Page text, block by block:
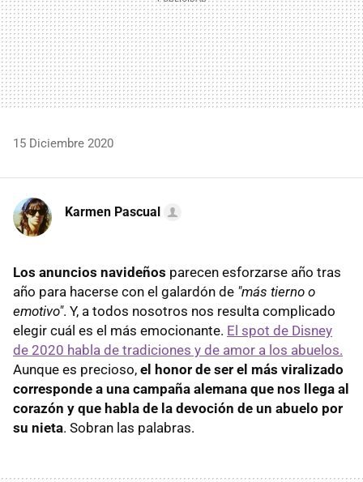
15 Diciembre 2020
Karmen Pascual
Los anuncios navideños parecen esforzarse año tras
año para hacerse con el galardón de "más tierno o
emotivo". Y, a todos nosotros nos resulta complicado
elegir cuál es el más emocionante. El spot de Disney
de 2020 habla de tradiciones y de amor a los abuelos.
Aunque es precioso, el honor de ser el más viralizado
corresponde a una campaña alemana que nos llega al
corazón y que habla de la devoción de un abuelo por
su nieta. Sobran las palabras.